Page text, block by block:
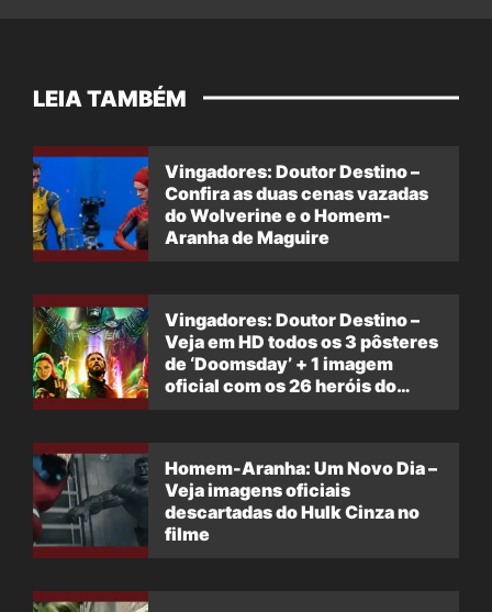
LEIA TAMBÉM
Vingadores: Doutor Destino –
Confira as duas cenas vazadas
do Wolverine e o Homem-
Aranha de Maguire
Vingadores: Doutor Destino –
Veja em HD todos os 3 pôsteres
de ‘Doomsday’ + 1 imagem
oficial com os 26 heróis do
Homem-Aranha: Um Novo Dia –
Veja imagens oficiais
descartadas do Hulk Cinza no
filme